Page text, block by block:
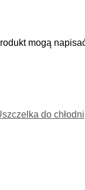
mogą
do chłodni